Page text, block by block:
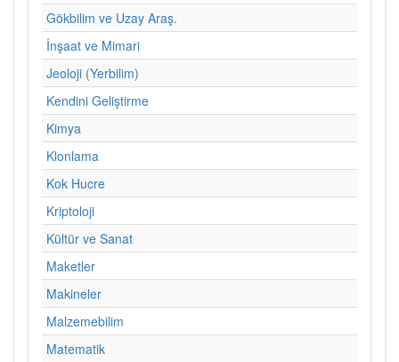
Gökbilim ve Uzay Araş.
İnşaat ve Mimari
Jeoloji (Yerbilim)
Kendini Geliştirme
Kimya
Klonlama
Kok Hucre
Kriptoloji
Kültür ve Sanat
Maketler
Makineler
Malzemebilim
Matematik